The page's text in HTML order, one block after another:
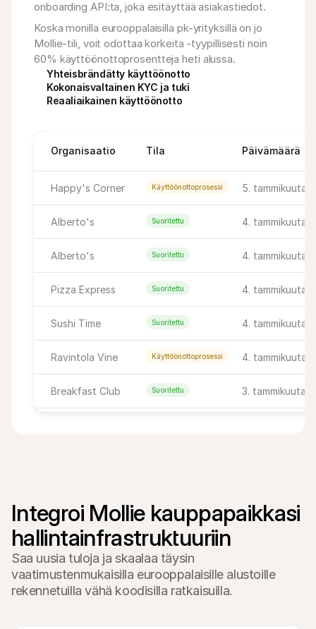
onboarding API:ta, joka esitäyttää asiakastiedot.
Koska monilla eurooppalaisilla pk-yrityksillä on jo
Mollie-tili, voit odottaa korkeita -tyypillisesti noin
60% käyttöönottoprosentteja heti alussa.
Yhteisbrändätty käyttöönotto
Kokonaisvaltainen KYC ja tuki
Reaaliaikainen käyttöönotto
Organisaatio Tila Päivämäärä
Happy's Corner Käyttöönottoprosessi 5. tammikuuta
Alberto's Suoritettu 4. tammikuuta
Alberto's Suoritettu 4. tammikuuta
Pizza Express Suoritettu 4. tammikuuta
Sushi Time Suoritettu 4. tammikuuta
Ravintola Vine Käyttöönottoprosessi 4. tammikuuta
Breakfast Club Suoritettu 3. tammikuuta
Bar Weinig Käyttöönottoprosessi
Happy's Corner Käyttöönottoprosessi
Lue
Maksettu
Integroi Mollie kauppapaikkasi
hallintainfrastruktuuriin
Saa uusia tuloja ja skaalaa täysin
vaatimustenmukaisilla eurooppalaisille alustoille
rekennetuilla vähä koodisilla ratkaisuilla.